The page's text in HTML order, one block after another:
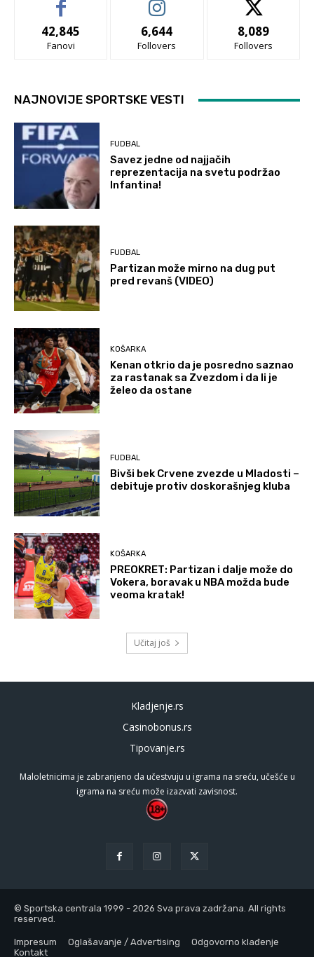
42,845
Fanovi
6,644
Follovers
8,089
Follovers
NAJNOVIJE SPORTSKE VESTI
FUDBAL
Savez jedne od najjačih
reprezentacija na svetu podržao
Infantina!
FUDBAL
Partizan može mirno na dug put
pred revanš (VIDEO)
KOŠARKA
Kenan otkrio da je posredno saznao
za rastanak sa Zvezdom i da li je
želeo da ostane
FUDBAL
Bivši bek Crvene zvezde u Mladosti –
debituje protiv doskorašnjeg kluba
KOŠARKA
PREOKRET: Partizan i dalje može do
Vokera, boravak u NBA možda bude
veoma kratak!
Učitaj još
Kladjenje.rs
Casinobonus.rs
Tipovanje.rs
Maloletnicima je zabranjeno da učestvuju u igrama na sreću, učešće u
igrama na sreću može izazvati zavisnost.
© Sportska centrala 1999 - 2026 Sva prava zadržana. All rights
reserved.
Impresum Oglašavanje / Advertising
Odgovorno klađenje
Kontakt